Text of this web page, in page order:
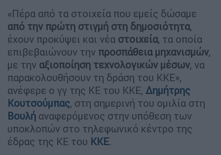
«Πέρα από τα στοιχεία που εμείς δώσαμε
από την πρώτη στιγμή στη δημοσιότητα,
έχουν προκύψει και νέα στοιχεία, τα οποία
επιβεβαιώνουν την προσπάθεια μηχανισμών,
με την αξιοποίηση τεχνολογικών μέσων, να
παρακολουθήσουν τη δράση του ΚΚΕ»,
ανέφερε ο γγ της ΚΕ του ΚΚΕ, Δημήτρης
Κουτσούμπας, στη σημερινή του ομιλία στη
Βουλή αναφερόμενος στην υπόθεση των
υποκλοπών στο τηλεφωνικό κέντρο της
έδρας της ΚΕ του ΚΚΕ.